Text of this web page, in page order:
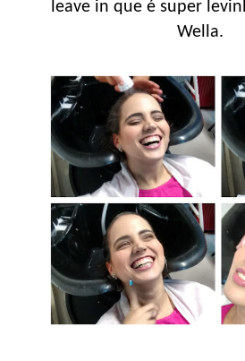
leave in que é super
Wella.